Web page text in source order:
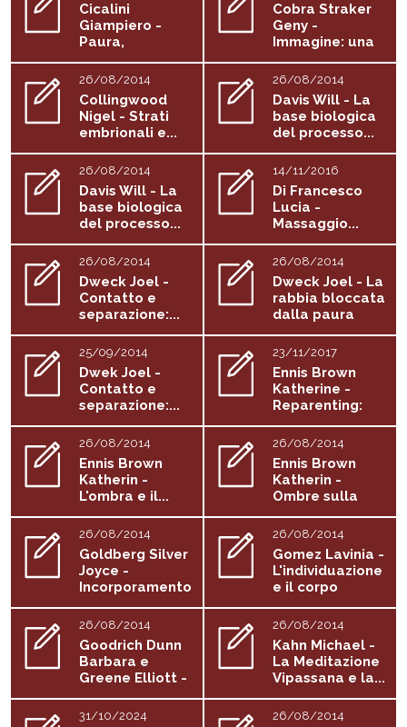
Cicalini
Giampiero -
Paura,
sistema...
Cobra Straker
Geny -
Immagine: una
dialettica...
26/08/2014
Collingwood
Nigel - Strati
embrionali e...
26/08/2014
Davis Will - La
base biologica
del processo...
26/08/2014
Davis Will - La
base biologica
del processo...
14/11/2016
Di Francesco
Lucia -
Massaggio...
26/08/2014
Dweck Joel -
Contatto e
separazione:...
26/08/2014
Dweck Joel - La
rabbia bloccata
dalla paura
25/09/2014
Dwek Joel -
Contatto e
separazione:...
23/11/2017
Ennis Brown
Katherine -
Reparenting:
un...
26/08/2014
Ennis Brown
Katherin -
L'ombra e il...
26/08/2014
Ennis Brown
Katherin -
Ombre sulla
luna. La...
26/08/2014
Goldberg Silver
Joyce -
Incorporamento
...
26/08/2014
Gomez Lavinia -
L'individuazione
e il corpo
26/08/2014
Goodrich Dunn
Barbara e
Greene Elliott -
Voci:...
26/08/2014
Kahn Michael -
La Meditazione
Vipassana e la...
31/10/2024 26/08/2014